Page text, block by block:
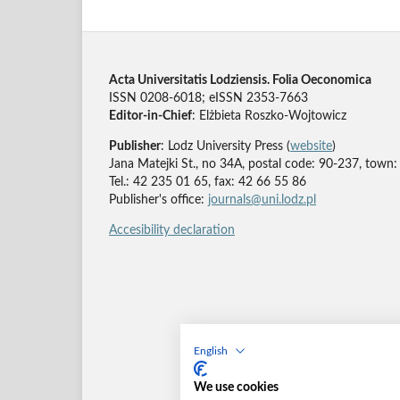
English
We use cookies
Acta Universitatis Lodziensis. Folia Oeconomica
ISSN 0208-6018; eISSN 2353-7663
Editor-in-Chief: Elżbieta Roszko-Wojtowicz
Publisher: Lodz University Press (website)
Jana Matejki St., no 34A, postal code: 90-237, town:
Tel.: 42 235 01 65, fax: 42 66 55 86
Publisher's office: journals@uni.lodz.pl
Accesibility declaration